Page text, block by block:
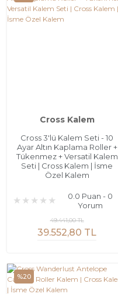
Cross Kalem
Cross 3'lü Kalem Seti - 10
Ayar Altın Kaplama Roller +
Tükenmez + Versatil Kalem
Seti | Cross Kalem | İsme
Özel Kalem
0.0 Puan - 0
Yorum
39.552,80 TL
49.441,00 TL
%20